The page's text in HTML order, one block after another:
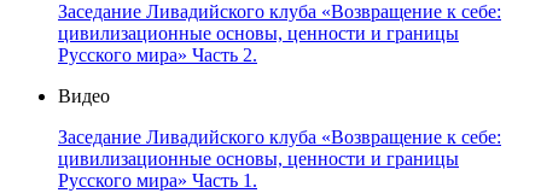
Заседание Ливадийского клуба «Возвращение к себе:
цивилизационные основы, ценности и границы
Русского мира» Часть 2.
Видео
Заседание Ливадийского клуба «Возвращение к себе:
цивилизационные основы, ценности и границы
Русского мира» Часть 1.